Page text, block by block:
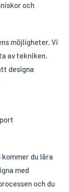
och
möjligheter. Vi
av tekniken.
designa
du lära
med
och du